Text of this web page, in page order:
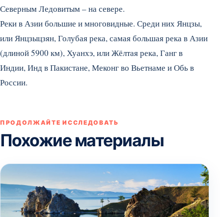
Северным Ледовитым – на севере.
Реки в Азии большие и многовидные. Среди них Янцзы,
или Янцзыцзян, Голубая река, самая большая река в Азии
(длиной 5900 км), Хуанхэ, или Жёлтая река, Ганг в
Индии, Инд в Пакистане, Меконг во Вьетнаме и Обь в
России.
ПРОДОЛЖАЙТЕ ИССЛЕДОВАТЬ
Похожие материалы